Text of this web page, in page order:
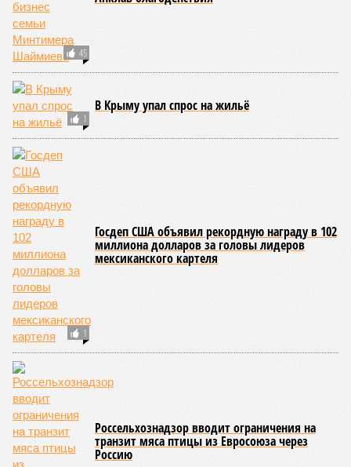
долголетия.
старения только соматические мутации сокращают
теоретическую среднюю продолжительность жизни с
1759 до 156 лет»
из ключевых авторов исследования, научный сотрудник
Центра био- и медицинских технологий Сколтеха и
научный сотрудник Института искусственного интеллекта
(AIRI).
Интересно, что некоторые ткани нашего организма более
устойчивы к соматическим мутациям, чем другие. В
частности, клетки печени: они с радостью заменят старые,
процветая бесконечно долго. С другой стороны, клетки
миокарда (среднего слоя сердечной мышцы) и нейроны
(клетки головного мозга) гораздо более подвержены
мутациям: если их функция деления и размножения
утрачена, восстановить её невозможно. Когда они
перестают функционировать, отказывают сердце и мозг,
что, разумеется, приводит к смерти. Авторы исследования
называют эти типы клеток «критическими точками
ограничения продолжительности жизни».
Причина ясна, но будущее в тумане
Получается, что бедная несчастная печень, вынужденная
переваривать вредную пищу и прочий алкоголь на
ежедневной основе, могла бы прожить десятки тысяч лет!
А вот мозг, от которого эта печень полностью зависит, – нет.
Согласно сколковской модели повреждение одних только